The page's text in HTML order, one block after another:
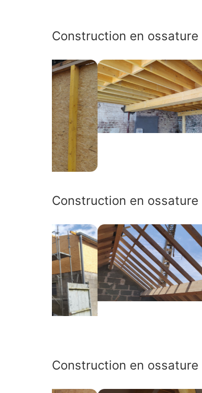
Construction en
Construction en
Construction en